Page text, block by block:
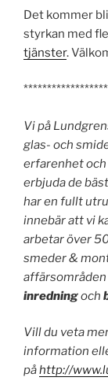
Det kommer
styrkan med
tjänster.
Vi på
glas- och
erfarenhet
erbjuda de
har en fullt
innebär att vi
arbetar över
smeder &
affärsområden
inredningoch
Vill du veta
information
påhttp://